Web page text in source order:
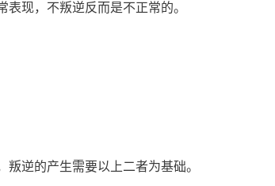
现，不叛逆反而是不正常的。
逆的产生需要以上二者为基础。